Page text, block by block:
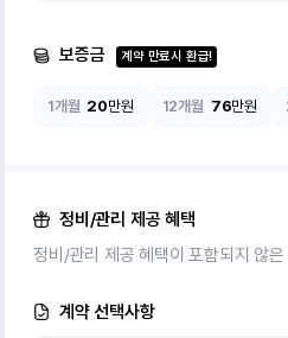
보증금 계약 만료시 환급!
1개월 20만원 12개월 76만원
정비/관리 제공 혜택
정비/관리 제공 혜택이 포함되지 않
계약 선택사항